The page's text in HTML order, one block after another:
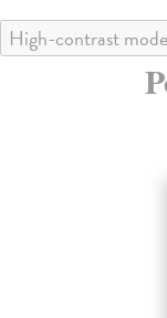
High-contrast mode